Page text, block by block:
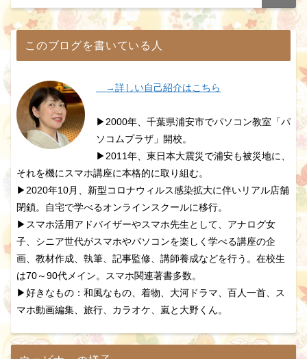
このブログを書いている人
→詳しい自己紹介はこちら
▶2000年、千葉県浦安市でパソコン教室「パ
ソコムプラザ」開校。
▶2011年、東日本大震災で浦安も被災地に、
それを機にスマホ講座に本格的に取り組む。
▶2020年10月、新型コロナウィルス感染拡大に伴いリアル店舗
閉鎖。自宅で学べるオンラインスクールに移行。
▶スマホ活用アドバイザーやスマホ先生として、アナログ女
子、シニア世代がスマホやパソコンを楽しく学べる講座の企
画、教材作成、執筆、記事監修、講師養成などを行う。在校生
は70～90代メイン。スマホ関連著書多数。
▶好きなもの：和風なもの、着物、大河ドラマ、百人一首、ス
マホ動画編集、旅行、カラオケ、嵐と大野くん。